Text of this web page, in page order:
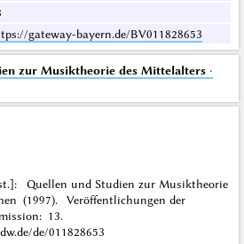
gateway-bayern.de/BV011828653
zur Musiktheorie des Mittelalters·
Quellen und Studien zur Musiktheorie
(1997). Veröffentlichungen der
13.
de/011828653